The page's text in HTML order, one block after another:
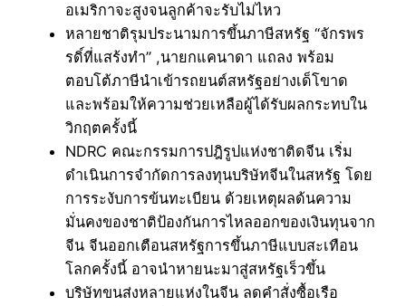
อเมริกาจะสูงจนลูกค้าจะรับไม่ไหว
หลายชาติรุมประนามการขึ้นภาษีสหรัฐ “จักรพร
รดิ์ที่แสร้งทำ” ,นายกแคนาดา แถลง พร้อม
ตอบโต้ภาษีนำเข้ารถยนต์สหรัฐอย่างเด็โขาด
และพร้อมให้ความช่วยเหลือผู้ได้รับผลกระทบใน
วิกฤตครั้งนี้
NDRC คณะกรรมการปฎิรูปแห่งชาติดจีน เริ่ม
ดำเนินการจำกัดการลงทุนบริษัทจีนในสหรัฐ โดย
การระงับการข้นทะเบียน ด้วยเหตุผลด้นความ
มั่นคงของชาติป้องกันการไหลออกของเงินทุนจาก
จีน จีนออกเตือนสหรัฐการขึ้นภาษีแบบสะเทือน
โลกครั้งนี้ อาจนำหายนะมาสู่สหรัฐเร็วขึ้น
บริษัทขนส่งหลายแห่งในจีน ลดคำสั่งซื้อเรือ